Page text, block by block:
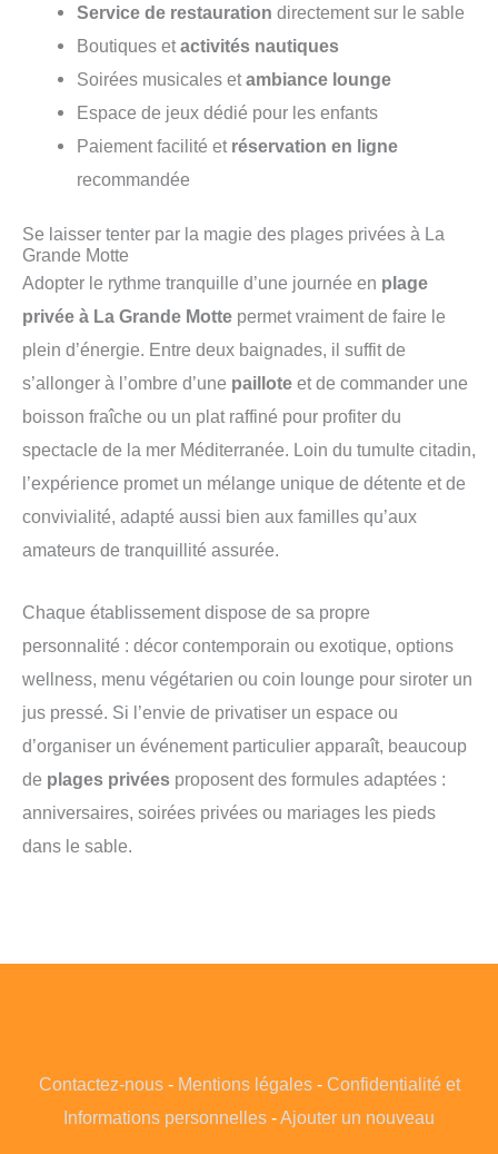
Service de restauration directement sur le sable
Boutiques etactivités nautiques
Soirées musicales etambiance lounge
Espace de jeux dédié pour les enfants
Paiement facilité et réservation en ligne
recommandée
Se laisser tenter par la magie des plages privées à La
Grande Motte
Adopter le rythme tranquille d’une journée en plage
privée à La Grande Motte permet vraiment de faire le
plein d’énergie. Entre deux baignades, il suffit de
s’allonger à l’ombre d’une paillote et de commander une
boisson fraîche ou un plat raffiné pour profiter du
spectacle de la mer Méditerranée. Loin du tumulte citadin,
l’expérience promet un mélange unique de détente et de
convivialité, adapté aussi bien aux familles qu’aux
amateurs de tranquillité assurée.
Chaque établissement dispose de sa propre
personnalité : décor contemporain ou exotique, options
wellness, menu végétarien ou coin lounge pour siroter un
jus pressé. Si l’envie de privatiser un espace ou
d’organiser un événement particulier apparaît, beaucoup
de plages privées proposent des formules adaptées :
anniversaires, soirées privées ou mariages les pieds
dans le sable.
Contactez-nous- Mentions légales- Confidentialité et
Informations personnelles -Ajouter un nouveau